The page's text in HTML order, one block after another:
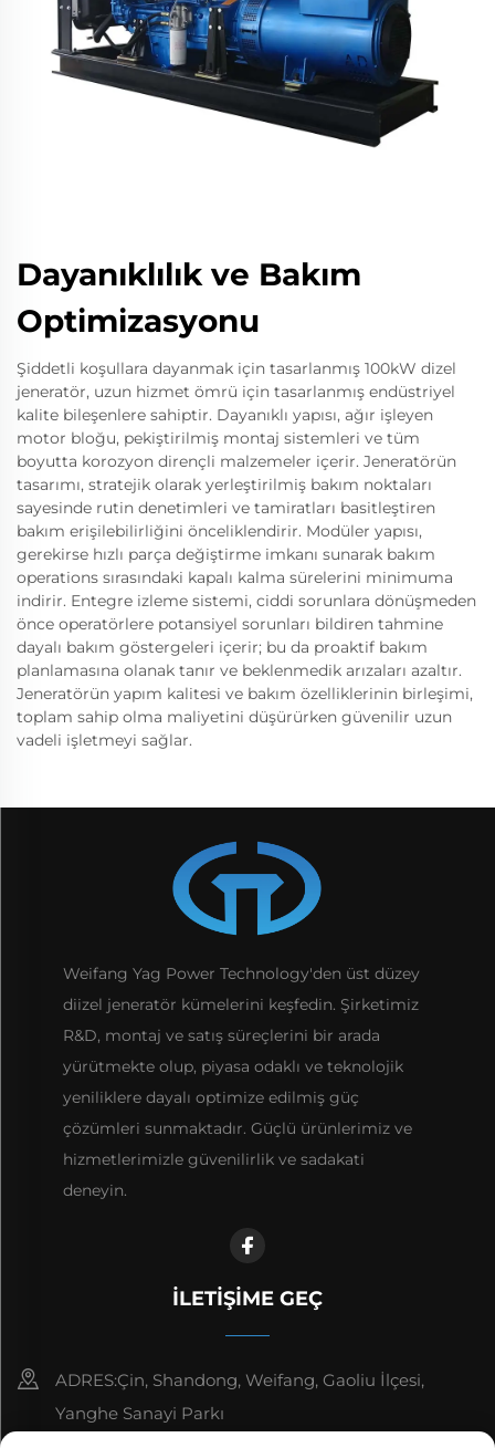
Dayanıklılık ve Bakım
Optimizasyonu
Şiddetli koşullara dayanmak için tasarlanmış 100kW dizel
jeneratör, uzun hizmet ömrü için tasarlanmış endüstriyel
kalite bileşenlere sahiptir. Dayanıklı yapısı, ağır işleyen
motor bloğu, pekiştirilmiş montaj sistemleri ve tüm
boyutta korozyon dirençli malzemeler içerir. Jeneratörün
tasarımı, stratejik olarak yerleştirilmiş bakım noktaları
sayesinde rutin denetimleri ve tamiratları basitleştiren
bakım erişilebilirliğini önceliklendirir. Modüler yapısı,
gerekirse hızlı parça değiştirme imkanı sunarak bakım
operations sırasındaki kapalı kalma sürelerini minimuma
indirir. Entegre izleme sistemi, ciddi sorunlara dönüşmeden
önce operatörlere potansiyel sorunları bildiren tahmine
dayalı bakım göstergeleri içerir; bu da proaktif bakım
planlamasına olanak tanır ve beklenmedik arızaları azaltır.
Jeneratörün yapım kalitesi ve bakım özelliklerinin birleşimi,
toplam sahip olma maliyetini düşürürken güvenilir uzun
vadeli işletmeyi sağlar.
Weifang Yag Power Technology'den üst düzey
diizel jeneratör kümelerini keşfedin. Şirketimiz
R&D, montaj ve satış süreçlerini bir arada
yürütmekte olup, piyasa odaklı ve teknolojik
yeniliklere dayalı optimize edilmiş güç
çözümleri sunmaktadır. Güçlü ürünlerimiz ve
hizmetlerimizle güvenilirlik ve sadakati
deneyin.
İLETIŞIME GEÇ
ADRES:Çin, Shandong, Weifang, Gaoliu İlçesi,
Yanghe Sanayi Parkı